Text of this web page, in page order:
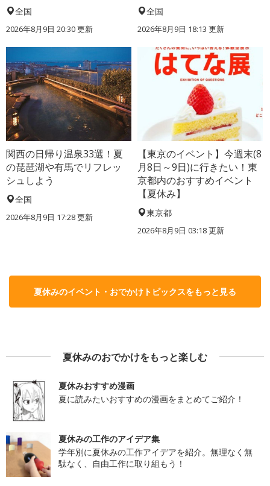
全国
2026年8月9日 20:30更新
全国
2026年8月9日 18:13 更新
関西の日帰り温泉33選！夏
の琵琶湖や有馬でリフレッ
シュしよう
全国
2026年8月9日 17:28更新
【東京のイベント】今週末(8
月8日～9日)に行きたい！東
京都内のおすすめイベント
【夏休み】
東京都
2026年8月9日 03:18更新
夏休みのイベント・おでかけトピックスをもっと見る
夏休みのおでかけをもっと楽しむ
夏休みおすすめ漫画
夏に読みたいおすすめの漫画をまとめてご紹介！
夏休みの工作のアイデア集
学年別に夏休みの工作アイデアを紹介。無理なく無
駄なく、自由工作に取り組もう！